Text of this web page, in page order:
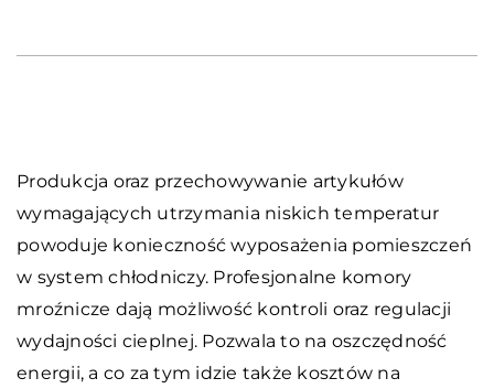
Produkcja oraz przechowywanie artykułów
wymagających utrzymania niskich temperatur
powoduje konieczność wyposażenia pomieszczeń
w system chłodniczy. Profesjonalne komory
mroźnicze dają możliwość kontroli oraz regulacji
wydajności cieplnej. Pozwala to na oszczędność
energii, a co za tym idzie także kosztów na